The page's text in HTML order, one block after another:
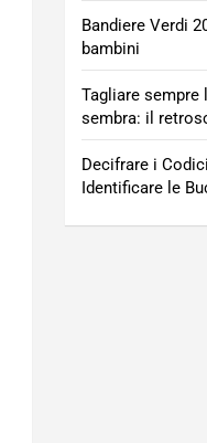
Bandiere Verdi
bambini
Tagliare sempre
sembra: il
Decifrare i
Identificare le